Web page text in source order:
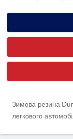
Зимова резина
легкового